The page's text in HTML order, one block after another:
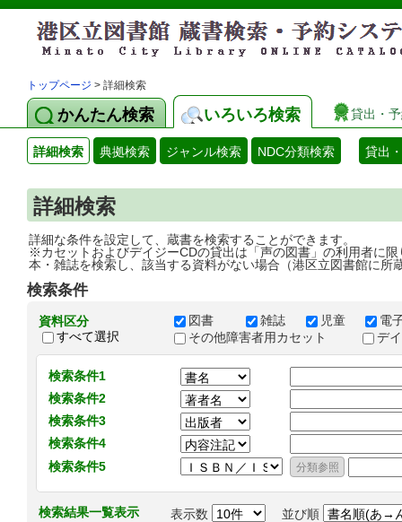
トップページ > 詳細検索
かんたん検索 いろいろ検索 貸出・
詳細検索 典拠検索 ジャンル検索 NDC分類検索 貸出
詳細検索
詳細な条件を設定して、蔵書を検索することができます。
※カセットおよびデイジーCDの貸出は「声の図書」の利用者に限
本・雑誌を検索し、該当する資料がない場合（港区立図書館に所
検索条件
資料区分
すべて選択
図書 雑誌 児童
電
その他障害者用カセット
デ
検索条件1
検索条件2
検索条件3
検索条件4
検索条件5
検索結果一覧表示 表示数 並び順